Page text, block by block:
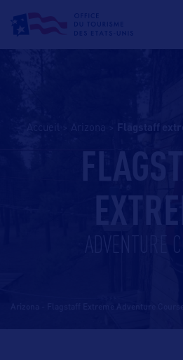
flagstaff
ADVENTURE